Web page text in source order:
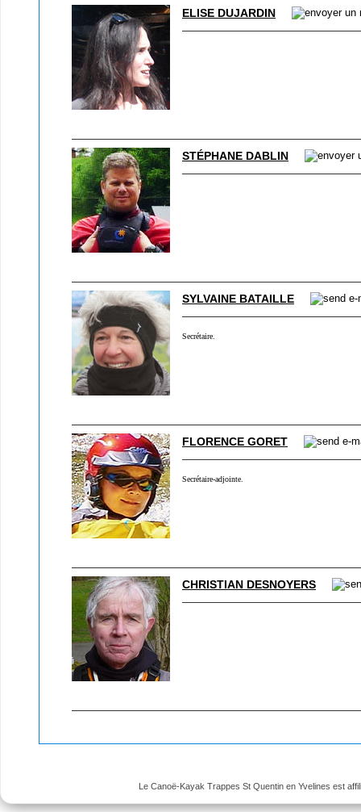
ELISE DUJARDIN
STÉPHANE DABLIN
SYLVAINE BATAILLE
Secrétaire.
FLORENCE GORET
Secrétaire-adjointe.
CHRISTIAN DESNOYERS
Le Canoë-Kayak Trappes St Quentin en Yvelines est